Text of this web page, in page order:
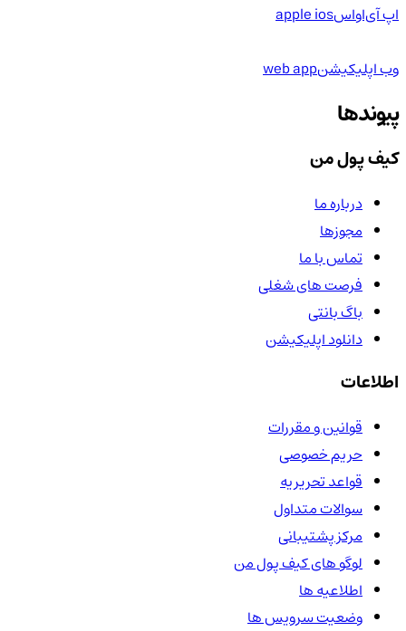
اپ آی‌او‌اسapple ios
وب اپلیکیشنweb app
پیوندها
کیف پول من
درباره ما
مجوزها
تماس با ما
فرصت های شغلی
باگ بانتی
دانلود اپلیکیشن
اطلاعات
قوانین و مقررات
حریم خصوصی
قواعد تحریریه
سوالات متداول
مرکز پشتیبانی
لوگو های کیف پول من
اطلاعیه ها
وضعیت سرویس ها